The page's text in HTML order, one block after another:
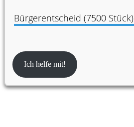
Bürgerentscheid (7500 Stück)
Ich helfe mit!